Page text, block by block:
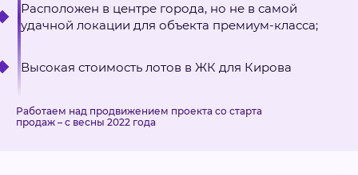
Расположен в центре города, но не в самой
удачной локации для объекта премиум-класса;
Высокая стоимость лотов в ЖК для Кирова
Работаем над продвижением проекта со старта
продаж – с весны 2022 года